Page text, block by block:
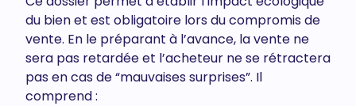
du bien et est obligatoire lors du compromis de
vente. En le préparant à l’avance, la vente ne
sera pas retardée et l’acheteur ne se rétractera
pas en cas de “mauvaises surprises”. Il
comprend :